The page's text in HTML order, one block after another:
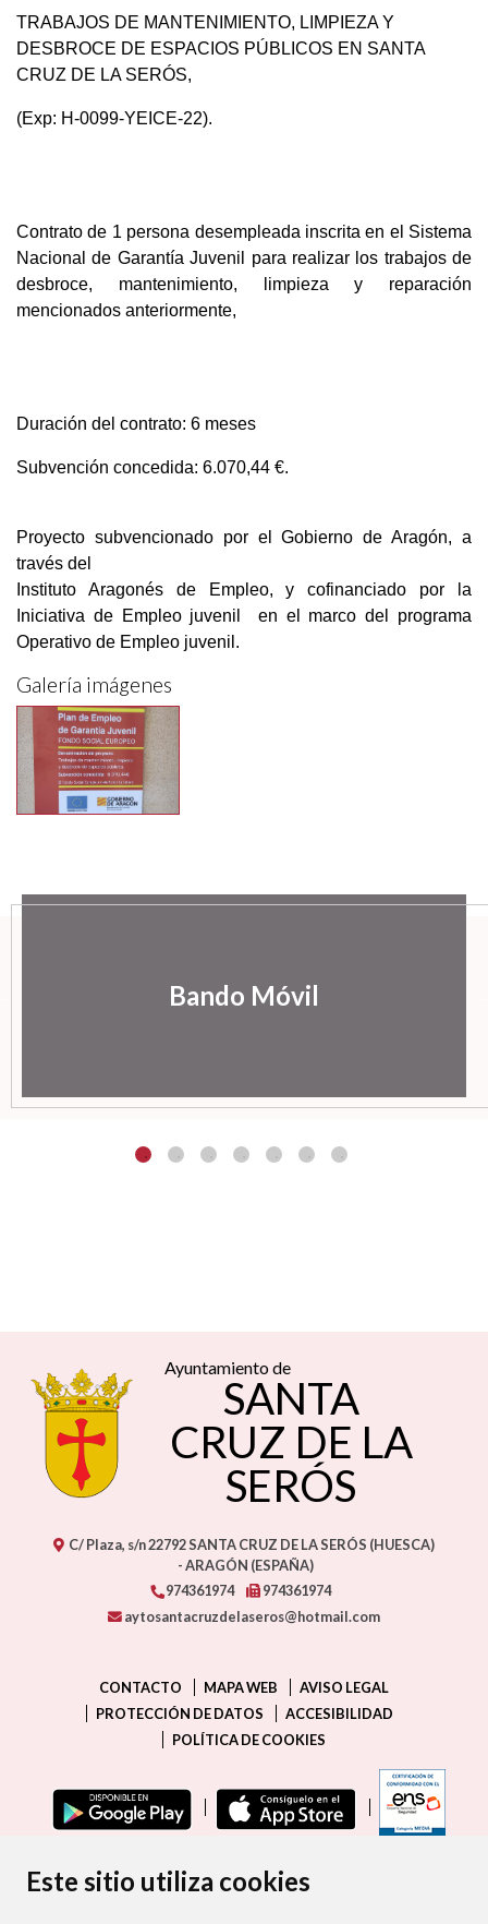
Este sitio utiliza cookies
TRABAJOS DE MANTENIMIENTO, LIMPIEZA Y
DESBROCE DE ESPACIOS PÚBLICOS EN SANTA
CRUZ DE LA SERÓS,
(Exp: H-0099-YEICE-22).
Contrato de 1 persona desempleada inscrita en el Sistema
Nacional de Garantía Juvenil para realizar los trabajos de
desbroce, mantenimiento, limpieza y reparación
mencionados anteriormente,
Duración del contrato: 6 meses
Subvención concedida: 6.070,44 €.
Proyecto subvencionado por el Gobierno de Aragón, a
través del
Instituto Aragonés de Empleo, y cofinanciado por la
Iniciativa de Empleo juvenil en el marco del programa
Operativo de Empleo juvenil.
Galería imágenes
Bando Móvil
Ayuntamiento de
SANTA
CRUZ DE LA
SERÓS
C/ Plaza, s/n22792SANTA CRUZ DE LA SERÓS (HUESCA)
- ARAGÓN (ESPAÑA)
974361974
974361974
aytosantacruzdelaseros@hotmail.com
CONTACTO MAPA WEB
AVISO LEGAL
PROTECCIÓN DE DATOS
ACCESIBILIDAD
POLÍTICA DE COOKIES